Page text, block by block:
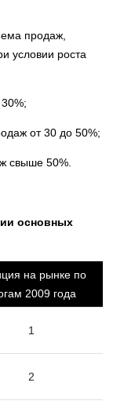
продаж,
условии роста
от 30 до 50%;
свыше 50%.
основных
на рынке по
2009 года
1
2